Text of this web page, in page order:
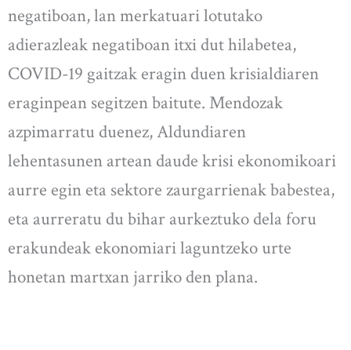
negatiboan, lan merkatuari lotutako
adierazleak negatiboan itxi dut hilabetea,
COVID-19 gaitzak eragin duen krisialdiaren
eraginpean segitzen baitute. Mendozak
azpimarratu duenez, Aldundiaren
lehentasunen artean daude krisi ekonomikoari
aurre egin eta sektore zaurgarrienak babestea,
eta aurreratu du bihar aurkeztuko dela foru
erakundeak ekonomiari laguntzeko urte
honetan martxan jarriko den plana.